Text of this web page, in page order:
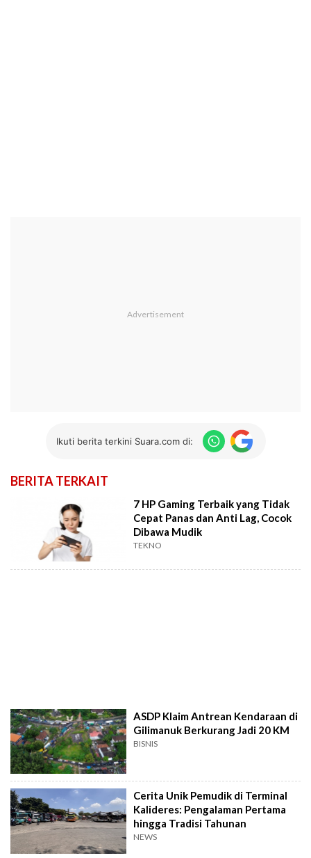
Ikuti berita terkini Suara.com di:
BERITA TERKAIT
7 HP Gaming Terbaik yang Tidak
Cepat Panas dan Anti Lag, Cocok
Dibawa Mudik
TEKNO
ASDP Klaim Antrean Kendaraan di
Gilimanuk Berkurang Jadi 20 KM
BISNIS
Cerita Unik Pemudik di Terminal
Kalideres: Pengalaman Pertama
hingga Tradisi Tahunan
NEWS